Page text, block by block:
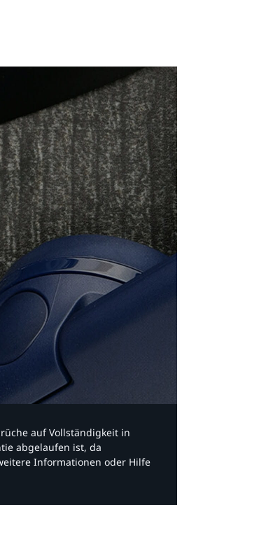
auf Vollständigkeit in
abgelaufen ist, da
Informationen oder Hilfe